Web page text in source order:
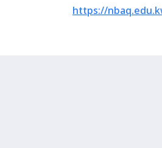
https://